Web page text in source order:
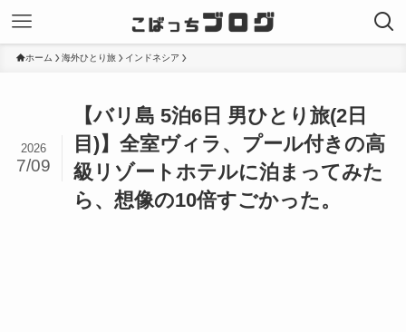
ホーム 海外ひとり旅 インドネシア
【バリ島 5泊6日 男ひとり旅(2日
目)】全室ヴィラ、プール付きの高
級リゾートホテルに泊まってみた
ら、想像の10倍すごかった。
2026
7/09